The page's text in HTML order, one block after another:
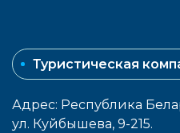
Туристическая
Адрес: Республика
ул. Куйбышева, 9-215.